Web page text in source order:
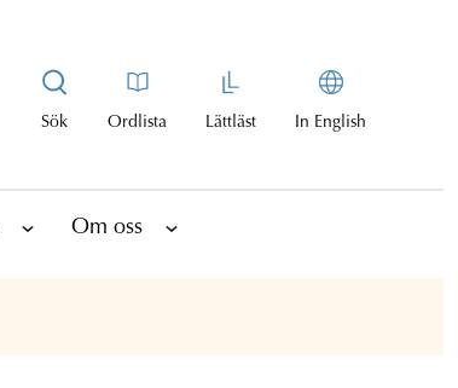
Sök Ordlista Lättläst In English
Om oss